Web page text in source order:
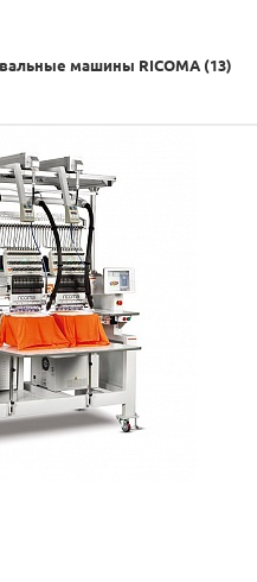
машины RICOMA (13)